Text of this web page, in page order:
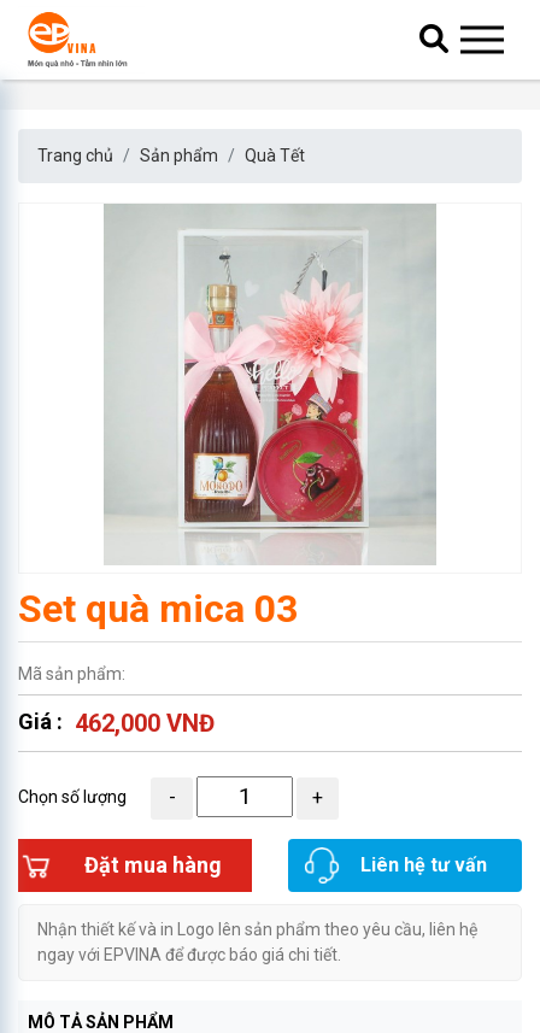
Trang chủ Sản phẩm Quà Tết
Set quà mica 03
Mã sản phẩm:
Giá : 462,000 VNĐ
Chọn số lượng
Đặt mua hàng Liên hệ tư vấn
Nhận thiết kế và in Logo lên sản phẩm theo yêu cầu, liên hệ
ngay với EPVINA để được báo giá chi tiết.
MÔ TẢ SẢN PHẨM